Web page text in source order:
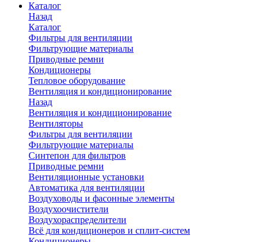
Каталог
Назад
Каталог
Фильтры для вентиляции
Фильтрующие материалы
Приводные ремни
Кондиционеры
Тепловое оборудование
Вентиляция и кондиционирование
Назад
Вентиляция и кондиционирование
Вентиляторы
Фильтры для вентиляции
Фильтрующие материалы
Синтепон для фильтров
Приводные ремни
Вентиляционные установки
Автоматика для вентиляции
Воздуховоды и фасонные элементы
Воздухоочистители
Воздухораспределители
Всё для кондиционеров и сплит-систем